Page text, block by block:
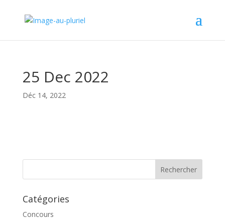
25 Dec 2022
Déc 14, 2022
Catégories
Concours